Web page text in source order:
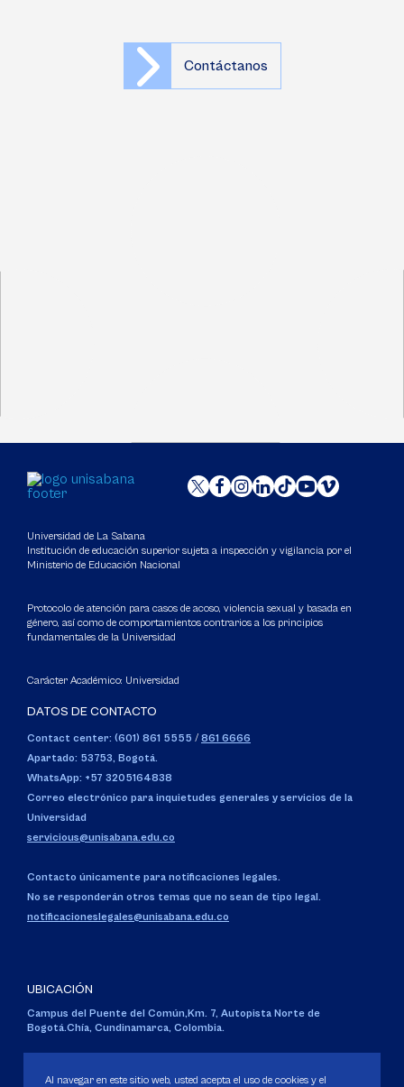
Contáctanos
Universidad de La Sabana
Institución de educación superior sujeta a inspección y vigilancia por el
Ministerio de Educación Nacional
Protocolo de atención para casos de acoso, violencia sexual y basada en
género, así como de comportamientos contrarios a los principios
fundamentales de la Universidad
Carácter Académico: Universidad
DATOS DE CONTACTO
Contact center: (601) 861 5555 / 861 6666
Apartado: 53753, Bogotá.
WhatsApp: +57 3205164838
Correo electrónico para inquietudes generales y servicios de la
Universidad
servicious@unisabana.edu.co
Contacto únicamente para notificaciones legales.
No se responderán otros temas que no sean de tipo legal.
notificacioneslegales@unisabana.edu.co
UBICACIÓN
Campus del Puente del Común,Km. 7, Autopista Norte de
Bogotá.Chía, Cundinamarca, Colombia.
Personería Jurídica:Resolución 130 del 14 de enero de 1980.
Al navegar en este sitio web, usted acepta el uso de cookies y el